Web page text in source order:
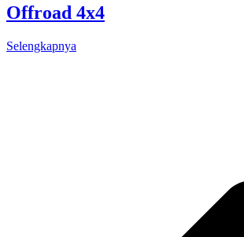
Offroad 4x4
Selengkapnya